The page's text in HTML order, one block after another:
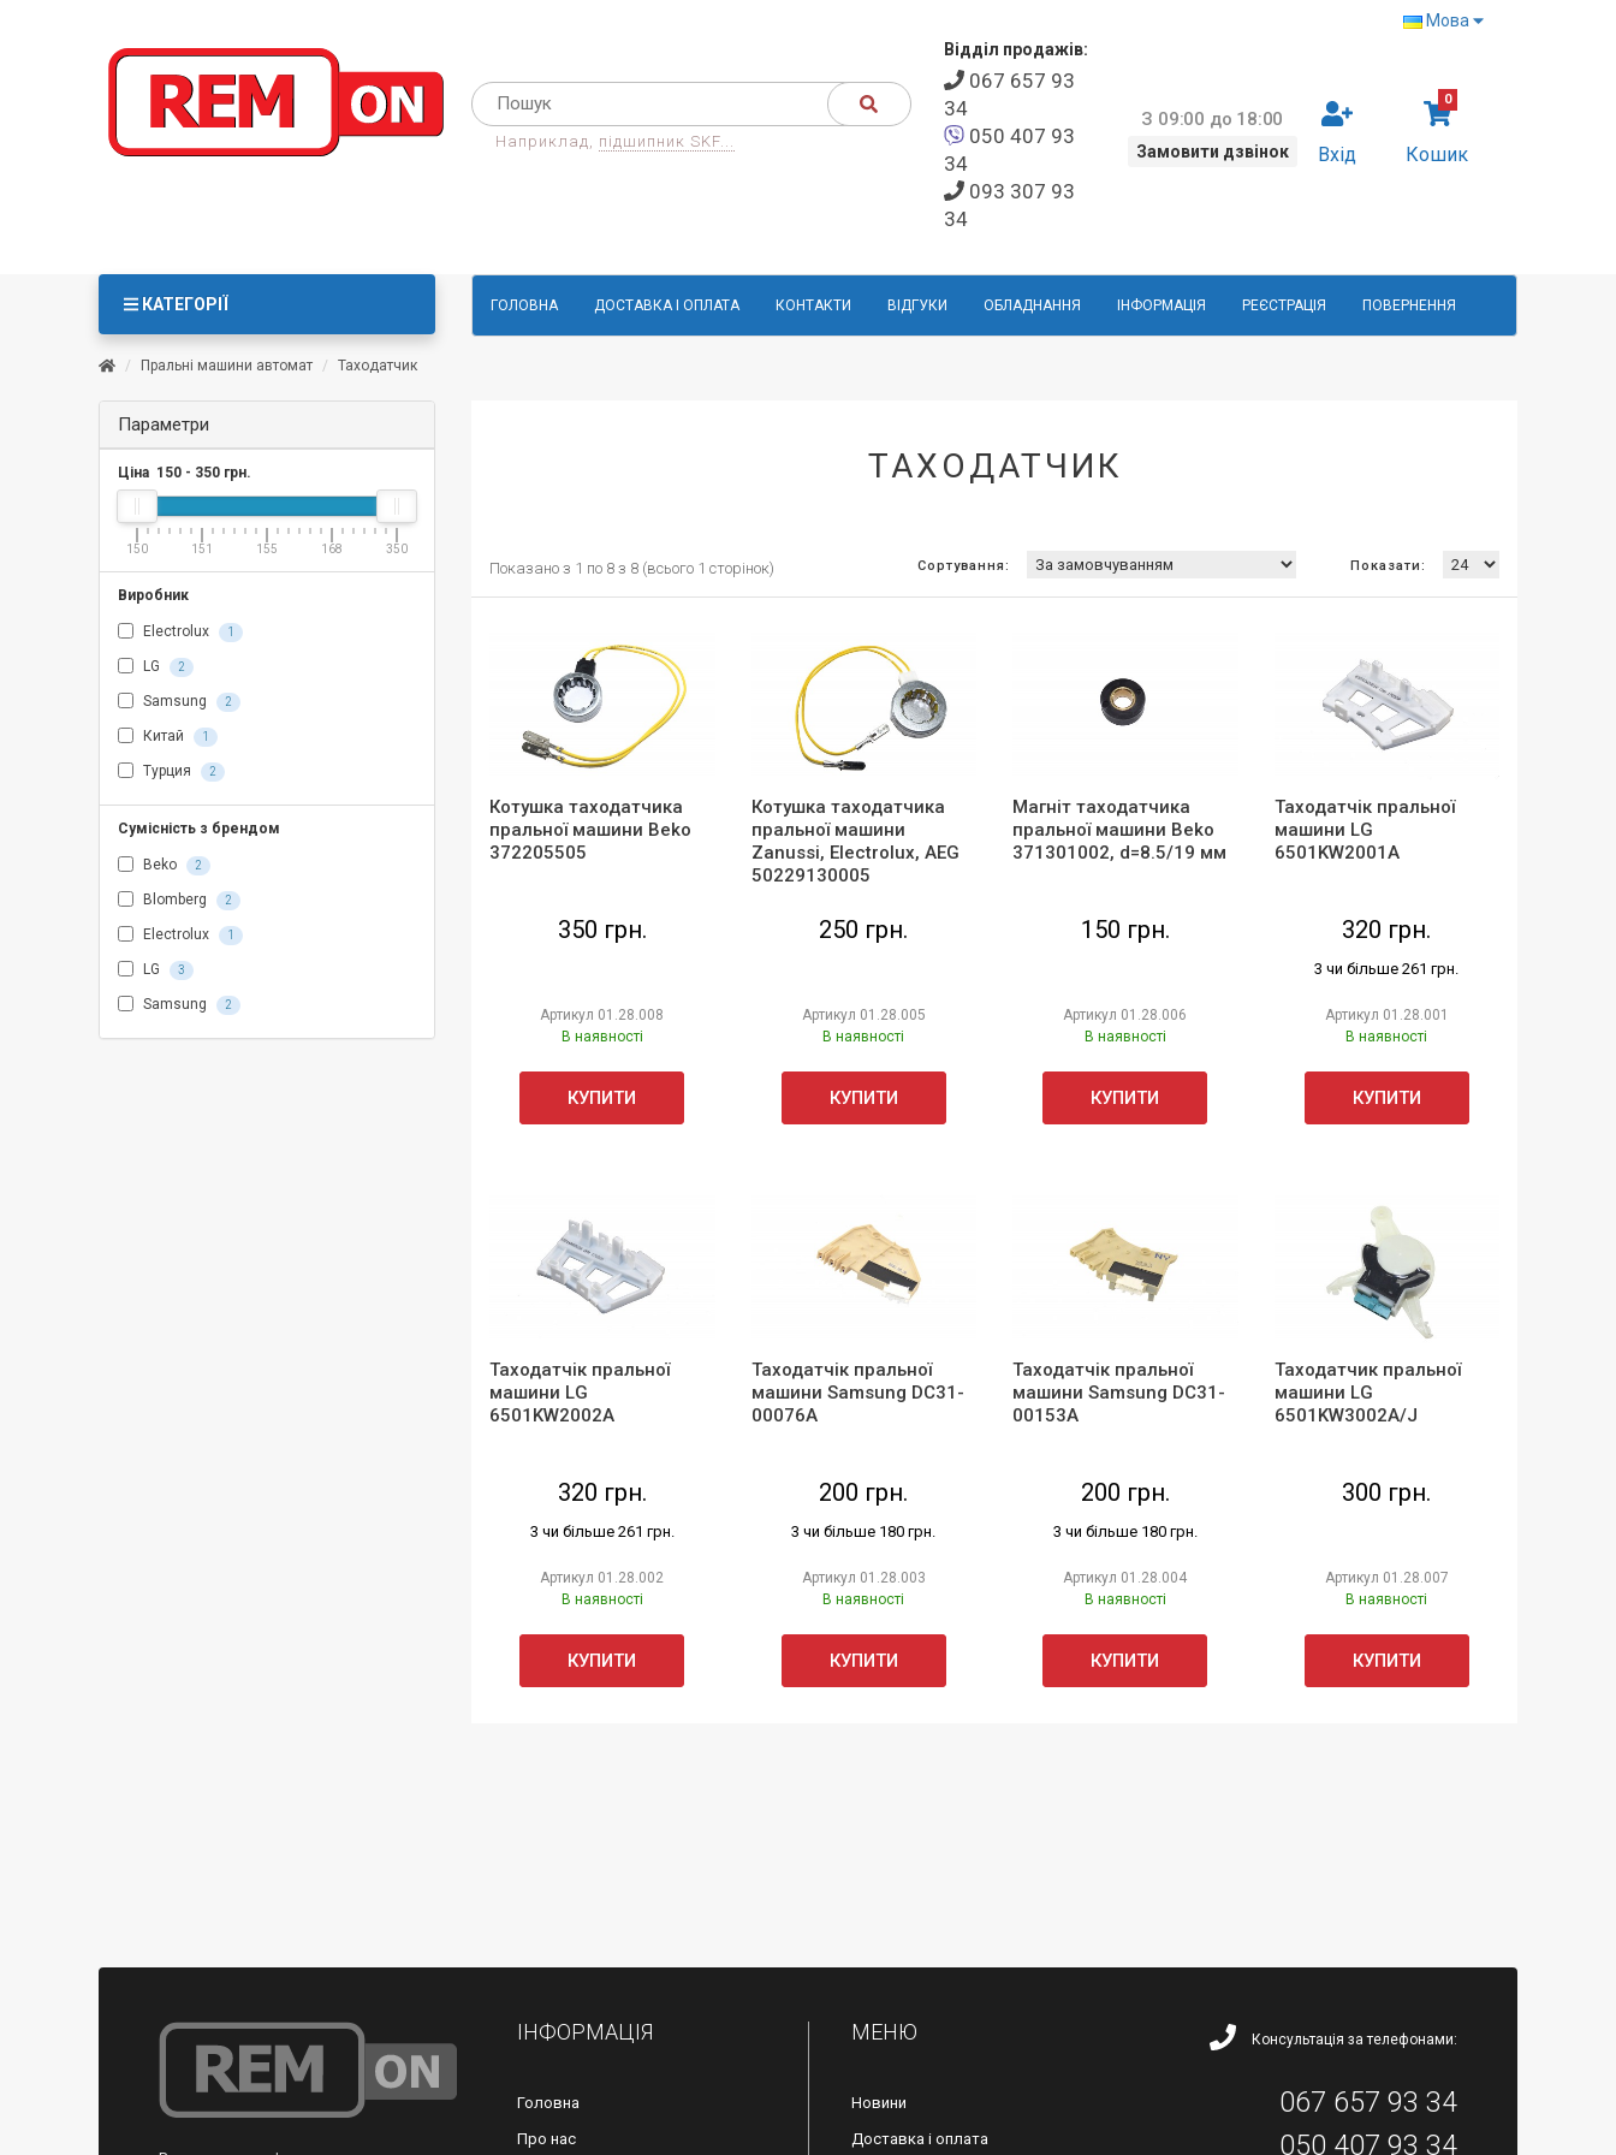
Мова
Наприклад, підшипник SKF...
Відділ продажів:
067 657 93
34
050 407 93
34
093 307 93
34
З 09:00 до 18:00
Замовити дзвінок Вхід Кошик
0
ГОЛОВНА ДОСТАВКА І ОПЛАТА КОНТАКТИ ВІДГУКИ ОБЛАДНАННЯ ІНФОРМАЦІЯ РЕЄСТРАЦІЯ ПОВЕРНЕННЯ
КАТЕГОРІЇ
Пральні машини автомат Таходатчик
Параметри
Ціна 150 - 350 грн.
150 151 155 168 350
Виробник
Electrolux 1
LG 2
Samsung 2
Китай 1
Турция 2
Сумісність з брендом
Beko 2
Blomberg 2
Electrolux 1
LG 3
Samsung 2
ТАХОДАТЧИК
Показано з 1 по 8 з 8 (всього 1 сторінок) Показати:
Сортування:
Котушка таходатчика
пральної машини Beko
372205505
350 грн.
Артикул 01.28.008
В наявності
КУПИТИ
Котушка таходатчика
пральної машини
Zanussi, Electrolux, AEG
50229130005
250 грн.
Артикул 01.28.005
В наявності
КУПИТИ
Магніт таходатчика
пральної машини Beko
371301002, d=8.5/19 мм
150 грн.
Артикул 01.28.006
В наявності
КУПИТИ
Таходатчік пральної
машини LG
6501KW2001A
320 грн.
3 чи більше 261 грн.
Артикул 01.28.001
В наявності
КУПИТИ
Таходатчік пральної
машини LG
6501KW2002A
320 грн.
3 чи більше 261 грн.
Артикул 01.28.002
В наявності
КУПИТИ
Таходатчік пральної
машини Samsung DC31-
00076A
200 грн.
3 чи більше 180 грн.
Артикул 01.28.003
В наявності
КУПИТИ
Таходатчік пральної
машини Samsung DC31-
00153A
200 грн.
3 чи більше 180 грн.
Артикул 01.28.004
В наявності
КУПИТИ
Таходатчик пральної
машини LG
6501KW3002A/J
300 грн.
Артикул 01.28.007
В наявності
КУПИТИ
ІНФОРМАЦІЯ
Головна
Про нас
МЕНЮ
Новини
Доставка і оплата
Консультація за телефонами:
067 657 93 34
050 407 93 34